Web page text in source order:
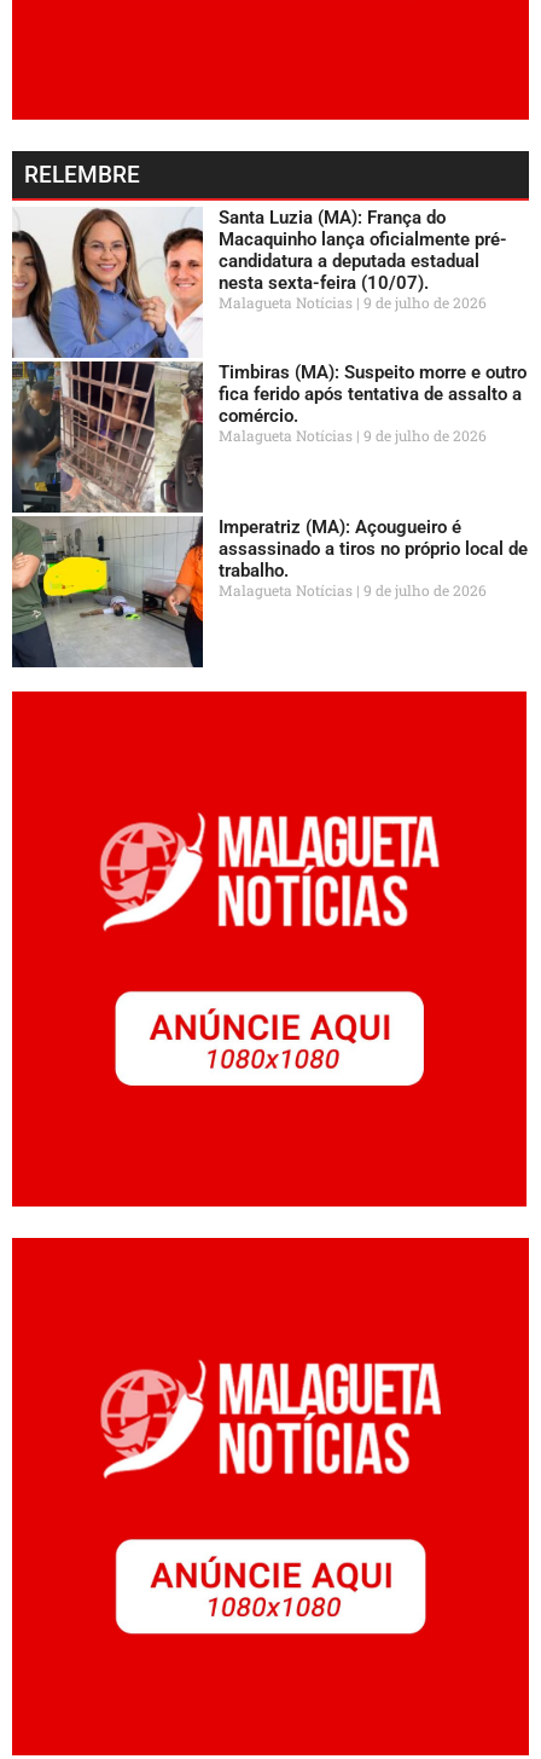
RELEMBRE
Santa Luzia (MA): França do
Macaquinho lança oficialmente pré-
candidatura a deputada estadual
nesta sexta-feira (10/07).
Malagueta Notícias 9 de julho de 2026
Timbiras (MA): Suspeito morre e outro
fica ferido após tentativa de assalto a
comércio.
Malagueta Notícias 9 de julho de 2026
Imperatriz (MA): Açougueiro é
assassinado a tiros no próprio local de
trabalho.
Malagueta Notícias 9 de julho de 2026